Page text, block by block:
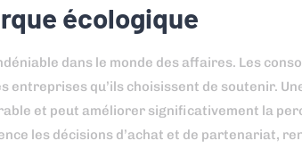
écologique
dans le monde des affaires. Les
qu’ils choisissent de soutenir.
et peut améliorer significativement la
les décisions d’achat et de partenariat,